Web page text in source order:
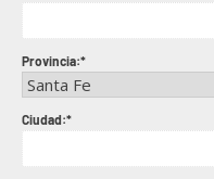
Provincia:*
Ciudad:*